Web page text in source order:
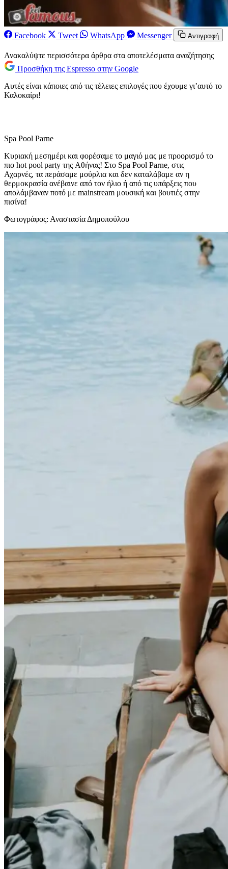
Facebook Tweet WhatsApp Messenger Αντιγραφή
Ανακαλύψτε περισσότερα άρθρα στα αποτελέσματα αναζήτησης
Προσθήκη της Espresso στην Google
Αυτές είναι κάποιες από τις τέλειες επιλογές που έχουμε γι’αυτό το
Καλοκαίρι!
Spa Pool Parne
Κυριακή μεσημέρι και φορέσαμε το μαγιό μας με προορισμό το
πιο hot pool party της Aθήνας! Στο Spa Pool Parne, στις
Αχαρνές, τα περάσαμε μούρλια και δεν καταλάβαμε αν η
θερμοκρασία ανέβαινε από τον ήλιο ή από τις υπάρξεις που
απολάμβαναν ποτό με mainstream μουσική και βουτιές στην
πισίνα!
Φωτογράφος: Αναστασία Δημοπούλου